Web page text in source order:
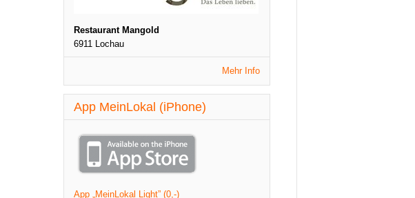
Restaurant Mangold
6911 Lochau
Mehr Info
App MeinLokal (iPhone)
App „MeinLokal Light” (0,-)